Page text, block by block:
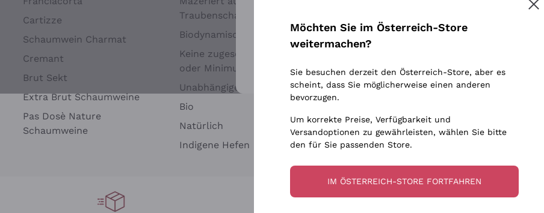
Cartizze
Schaumwein Charmat
Cremant
Brut Sekt
Extra Brut Schaumweine
Pas Dosè Nature
Schaumweine
Traubenschalen
Biodynamisch
Keine zugesetzten Sulfite
oder Minimum
Unabhängige Weinbauern
Bio
Natürlich
Indigene Hefen
Occhipinti Arianna
Biondi Santi
Argiolas
Zenato
Ca' dei Frati
Chardonnay
Weitere Informationen finden Sie in unserem Datenschutz-Bestimmungen
Möchten Sie im Österreich-Store
weitermachen?
Sie besuchen derzeit den Österreich-Store, aber es
scheint, dass Sie möglicherweise einen anderen
bevorzugen.
Um korrekte Preise, Verfügbarkeit und
Versandoptionen zu gewährleisten, wählen Sie bitte
den für Sie passenden Store.
IM ÖSTERREICH-STORE FORTFAHREN